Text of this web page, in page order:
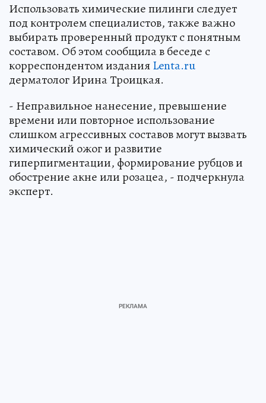
Использовать химические пилинги следует
под контролем специалистов, также важно
выбирать проверенный продукт с понятным
составом. Об этом сообщила в беседе с
корреспондентом изданияLenta.ru
дерматолог Ирина Троицкая.
- Неправильное нанесение, превышение
времени или повторное использование
слишком агрессивных составов могут вызвать
химический ожог и развитие
гиперпигментации, формирование рубцов и
обострение акне или розацеа, - подчеркнула
эксперт.